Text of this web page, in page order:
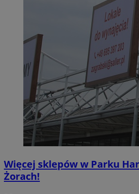
Więcej sklepów w Parku
Żorach!